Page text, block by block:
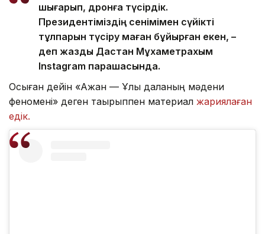
шығарып, дронға түсірдік.
Президентіміздің сенімімен сүйікті
тұлпарын түсіру маған бұйырған екен, –
деп жазды Дастан Мұхаметрахым
Instagram парақшасында.
Осыған дейін «Ақжан — Ұлы даланың мәдени
феномені» деген тақырыппен материал жариялаған
едік.